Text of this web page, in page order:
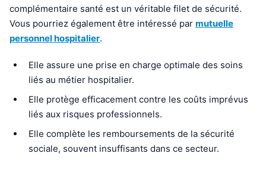
complémentaire santé est un véritable filet de sécurité.
Vous pourriez également être intéressé par mutuelle
personnel hospitalier.
Elle assure une prise en charge optimale des soins
liés au métier hospitalier.
Elle protège efficacement contre les coûts imprévus
liés aux risques professionnels.
Elle complète les remboursements de la sécurité
sociale, souvent insuffisants dans ce secteur.